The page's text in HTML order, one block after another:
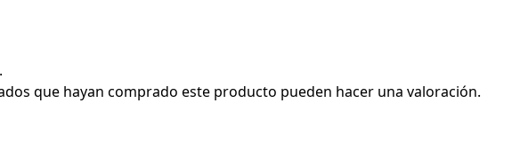
que hayan comprado este producto pueden hacer una valoración.